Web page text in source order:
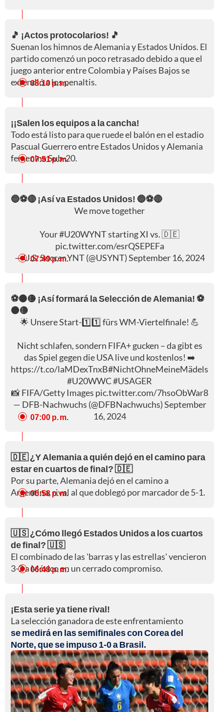
🎵 ¡Actos protocolarios! 🎵
Suenan los himnos de Alemania y Estados Unidos. El
partido comenzó un poco retrasado debido a que el
juego anterior entre Colombia y Países Bajos se
extendió a los penaltis.
08:10 p. m.
¡¡Salen los equipos a la cancha!
Todo está listo para que ruede el balón en el estadio
Pascual Guerrero entre Estados Unidos y Alemania
femenina Sub-20.
07:51 p. m.
🔵⚽🔴 ¡Así va Estados Unidos! 🔵⚽🔴
We move together
Your#U20WYNTstarting XI vs. 🇩🇪
pic.twitter.com/esrQSEPEFa
— U.S. Soccer YNT (@USYNT)September 16, 2024
07:49 p. m.
⚽⚫🟡 ¡Así formará la Selección de Alemania! ⚽
⚫🟡
🌟 Unsere Start-1️⃣1️⃣ fürs WM-Viertelfinale! 💪
Nicht schlafen, sondern FIFA+ gucken – da gibt es
das Spiel gegen die USA live und kostenlos! ➡️
https://t.co/laMDexTnxB#NichtOhneMeineMädels
#U20WWC#USAGER
📸 FIFA/Getty Images pic.twitter.com/7hsoObWar8
— DFB-Nachwuchs (@DFBNachwuchs)September
16, 2024
07:00 p. m.
🇩🇪 ¿Y Alemania a quién dejó en el camino para
estar en cuartos de final? 🇩🇪
Por su parte, Alemania dejó en el camino a
Argentina, rival al que doblegó por marcador de 5-1.
06:58 p. m.
🇺🇸 ¿Cómo llegó Estados Unidos a los cuartos
de final? 🇺🇸
El combinado de las 'barras y las estrellas' vencieron
3-2 a México en un cerrado compromiso.
06:48 p. m.
¡Esta serie ya tiene rival!
La selección ganadora de este enfrentamiento
se medirá en las semifinales con Corea del
Norte, que se impuso 1-0 a Brasil.